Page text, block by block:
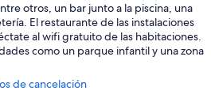
otros, un bar junto a la piscina, una
El restaurante de las instalaciones
al wifi gratuito de las habitaciones.
como un parque infantil y una zona
de cancelación